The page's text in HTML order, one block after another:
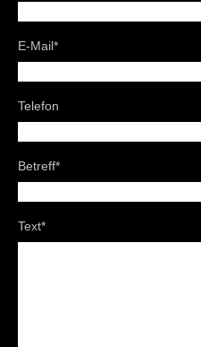
Pflichtfeld
E-Mail*
Telefon
Pflichtfeld
Betreff*
Pflichtfeld
Text*